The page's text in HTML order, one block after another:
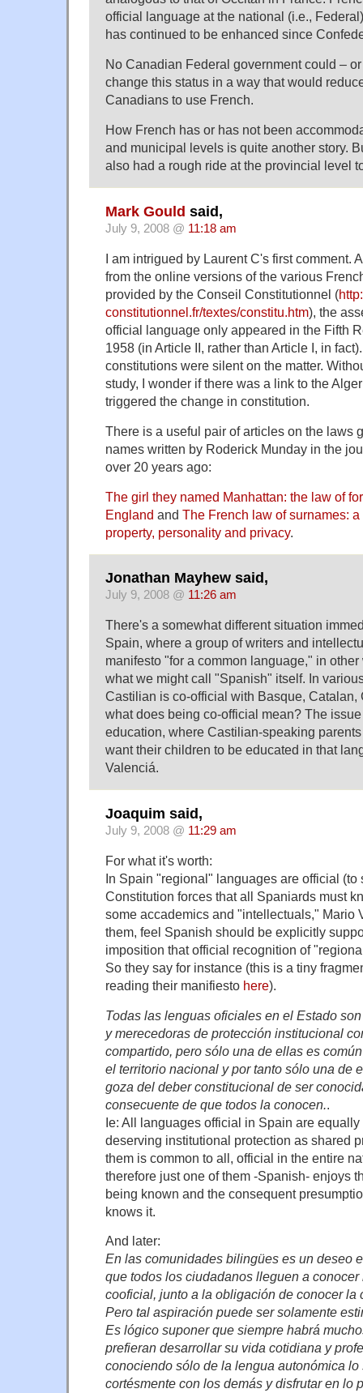
official language at the national (i.e.,
has continued to be enhanced since
No Canadian Federal government could –
change this status in a way that would
Canadians to use French.
How French has or has not been
and municipal levels is quite another story.
also had a rough ride at the provincial level
Mark Gould said,
July 9, 2008 @ 11:18 am
I am intrigued by Laurent C's first comment.
from the online versions of the various
provided by the Conseil Constitutionnel (
constitutionnel.fr/textes/constitu.htm), the
official language only appeared in the Fifth
1958 (in Article II, rather than Article I, in
constitutions were silent on the matter.
study, I wonder if there was a link to the
triggered the change in constitution.
There is a useful pair of articles on the laws
names written by Roderick Munday in the
over 20 years ago:
The girl they named Manhattan: the law of
England and The French law of surnames:
property, personality and privacy.
Jonathan Mayhew said,
July 9, 2008 @ 11:26 am
There's a somewhat different situation
Spain, where a group of writers and
manifesto "for a common language," in
what we might call "Spanish" itself. In
Castilian is co-official with Basque,
what does being co-official mean? The
education, where Castilian-speaking
want their children to be educated in that
Valenciá.
Joaquim said,
July 9, 2008 @ 11:29 am
For what it's worth:
In Spain "regional" languages are official (to
Constitution forces that all Spaniards must
some accademics and "intellectuals," Mario
them, feel Spanish should be explicitly
imposition that official recognition of
So they say for instance (this is a tiny
reading their manifiesto here).
Todas las lenguas oficiales en el Estado
y merecedoras de protección institucional
compartido, pero sólo una de ellas es
el territorio nacional y por tanto sólo una de
goza del deber constitucional de ser
consecuente de que todos la conocen.
Ie: All languages official in Spain are
deserving institutional protection as shared
them is common to all, official in the entire
therefore just one of them -Spanish- enjoys
being known and the consequent
knows it.
And later:
En las comunidades bilingües es un deseo
que todos los ciudadanos lleguen a
cooficial, junto a la obligación de conocer
Pero tal aspiración puede ser solamente
Es lógico suponer que siempre habrá
prefieran desarrollar su vida cotidiana y
conociendo sólo de la lengua autonómica
cortésmente con los demás y disfrutar en lo